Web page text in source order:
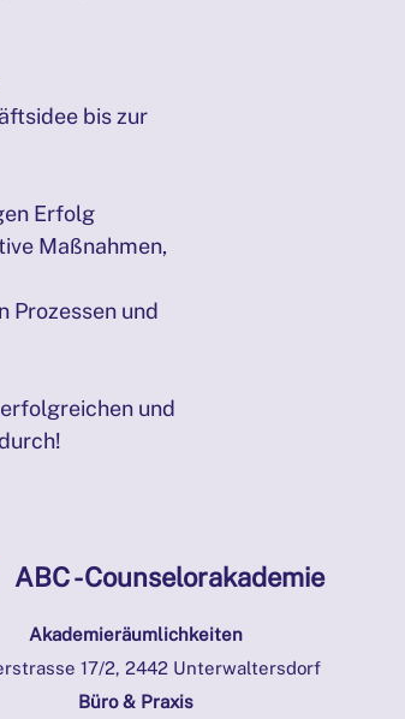
bis zur
Erfolg
Maßnahmen,
Prozessen und
und
ABC - Counselorakademie
Akademieräumlichkeiten
17/2, 2442 Unterwaltersdorf
Büro & Praxis